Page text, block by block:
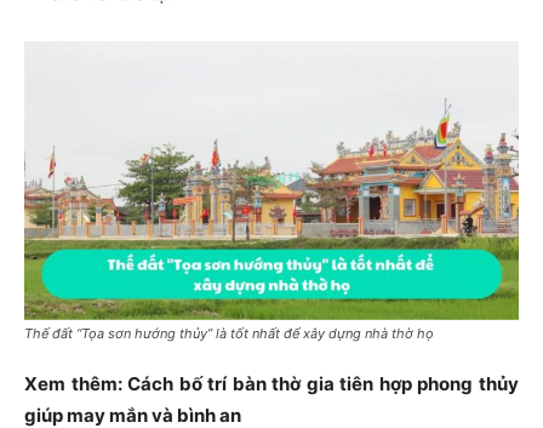
Thế đất “Tọa sơn hướng thủy” là tốt nhất để xây dựng nhà thờ họ
Xem thêm: Cách bố trí bàn thờ gia tiên hợp phong thủy
giúp may mắn và bình an